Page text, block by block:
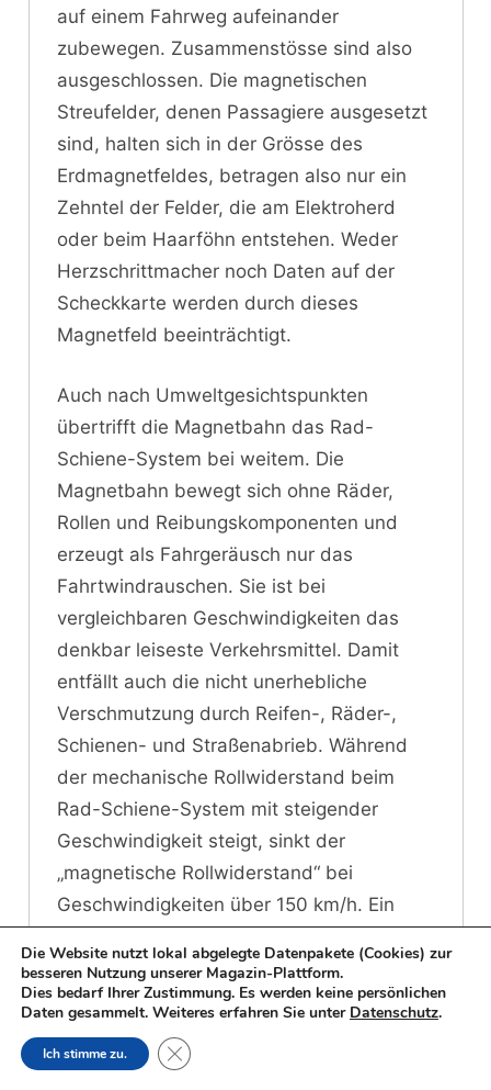
auf einem Fahrweg aufeinander
zubewegen. Zusammenstösse sind also
ausgeschlossen. Die magnetischen
Streufelder, denen Passagiere ausgesetzt
sind, halten sich in der Grösse des
Erdmagnetfeldes, betragen also nur ein
Zehntel der Felder, die am Elektroherd
oder beim Haarföhn entstehen. Weder
Herzschrittmacher noch Daten auf der
Scheckkarte werden durch dieses
Magnetfeld beeinträchtigt.
Auch nach Umweltgesichtspunkten
übertrifft die Magnetbahn das Rad-
Schiene-System bei weitem. Die
Magnetbahn bewegt sich ohne Räder,
Rollen und Reibungskomponenten und
erzeugt als Fahrgeräusch nur das
Fahrtwindrauschen. Sie ist bei
vergleichbaren Geschwindigkeiten das
denkbar leiseste Verkehrsmittel. Damit
entfällt auch die nicht unerhebliche
Verschmutzung durch Reifen-, Räder-,
Schienen- und Straßenabrieb. Während
der mechanische Rollwiderstand beim
Rad-Schiene-System mit steigender
Geschwindigkeit steigt, sinkt der
„magnetische Rollwiderstand“ bei
Geschwindigkeiten über 150 km/h. Ein
km/h Reisegeschwindigkeit pro Passagier
40 % mehr Energie als der Transrapid.
Außerdem kommt der Transrapid mit
Die Website nutzt lokal abgelegte Datenpakete (Cookies) zur
besseren Nutzung unserer Magazin-Plattform.
Dies bedarf Ihrer Zustimmung. Es werden keine persönlichen
Daten gesammelt. Weiteres erfahren Sie unter Datenschutz.
Ich stimme zu. Close GDPR Cookie Banner